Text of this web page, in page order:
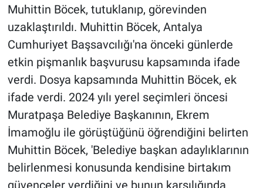
Muhittin Böcek, tutuklanıp, görevinden
uzaklaştırıldı. Muhittin Böcek, Antalya
Cumhuriyet Başsavcılığı'na önceki günlerde
etkin pişmanlık başvurusu kapsamında ifade
verdi. Dosya kapsamında Muhittin Böcek, ek
ifade verdi. 2024 yılı yerel seçimleri öncesi
Muratpaşa Belediye Başkanının, Ekrem
İmamoğlu ile görüştüğünü öğrendiğini belirten
Muhittin Böcek, 'Belediye başkan adaylıklarının
belirlenmesi konusunda kendisine birtakım
güvenceler verdiğini ve bunun karşılığında
Kültür Sanat
Ne demişti
Nedir
Popüler
Programlar
Sağlık
Spor